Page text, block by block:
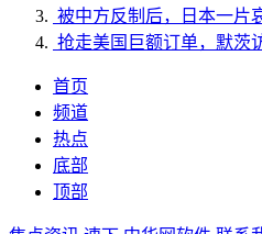
被中方反制后，日本一片
抢走美国巨额订单，默茨
首页
频道
热点
底部
顶部